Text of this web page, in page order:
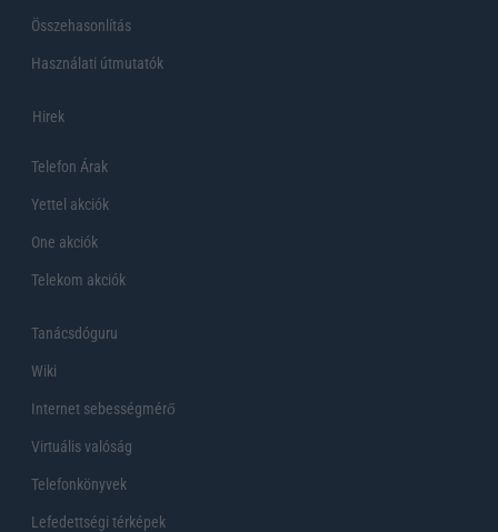
Összehasonlítás
Használati útmutatók
Hirek
Telefon Árak
Yettel akciók
One akciók
Telekom akciók
Tanácsdóguru
Wiki
Internet sebességmérő
Virtuális valóság
Telefonkönyvek
Lefedettségi térképek